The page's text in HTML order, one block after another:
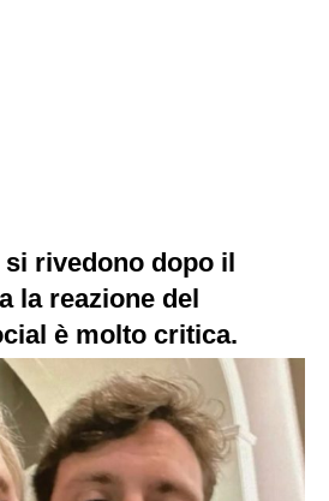
si rivedono dopo il
la reazione del
è molto critica.